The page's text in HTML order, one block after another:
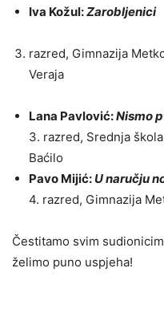
Iva Kožul:Zarobljenici
razred, Gimnazija
Veraja
Lana Pavlović:Nismo
3. razred, Srednja
Baćilo
Pavo Mijić: U naručju
4. razred, Gimnazija
Čestitamo svim
želimo puno uspjeha!